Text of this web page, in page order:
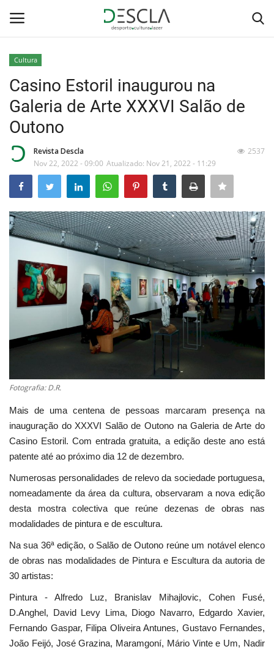
Home
Desporto
Sobre Nós
Educação
Estatuto Editorial
Cultura
Lazer
Ambiente
Cultura
Casino Estoril inaugurou na
Galeria de Arte XXXVI Salão de
Outono
Revista Descla
Nov 22, 2022 - 09:00 Atualizado: Nov 21, 2022 - 11:29
2537
Fotografia: D.R.
Mais de uma centena de pessoas marcaram presença na
inauguração do XXXVI Salão de Outono na Galeria de Arte do
Casino Estoril. Com entrada gratuita, a edição deste ano está
patente até ao próximo dia 12 de dezembro.
Numerosas personalidades de relevo da sociedade portuguesa,
nomeadamente da área da cultura, observaram a nova edição
desta mostra colectiva que reúne dezenas de obras nas
modalidades de pintura e de escultura.
Na sua 36ª edição, o Salão de Outono reúne um notável elenco
de obras nas modalidades de Pintura e Escultura da autoria de
30 artistas:
Pintura - Alfredo Luz, Branislav Mihajlovic, Cohen Fusé,
D.Anghel, David Levy Lima, Diogo Navarro, Edgardo Xavier,
Fernando Gaspar, Filipa Oliveira Antunes, Gustavo Fernandes,
João Feijó, José Grazina, Maramgoní, Mário Vinte e Um, Nadir